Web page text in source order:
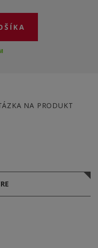
NA PRODUKT